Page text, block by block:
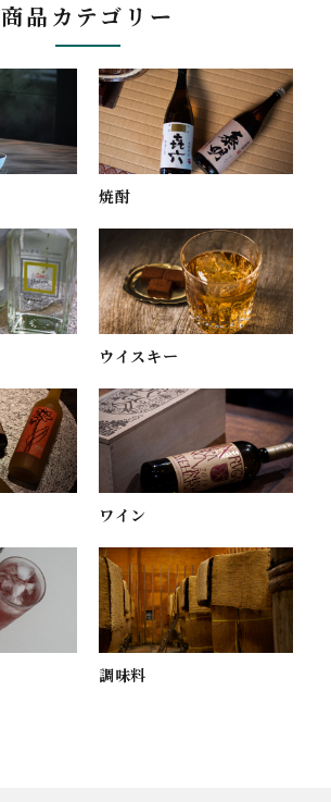
商品カテゴリー
焼酎
ウイスキー
ワイン
調味料